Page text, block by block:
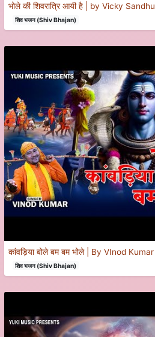
भोले की शिवरात्रि आयी है | by Vicky Sandhu
शिव भजन (Shiv Bhajan)
कांवड़िया बोले बम बम भोले | By VInod Kumar
शिव भजन (Shiv Bhajan)